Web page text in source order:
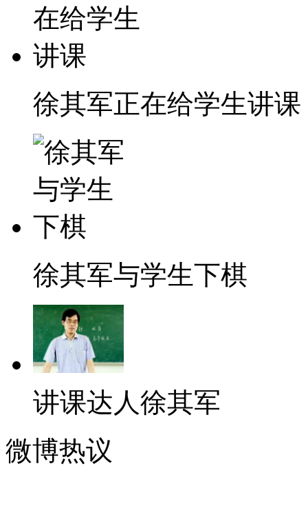
徐其军正在给学生讲课
徐其军与学生下棋
讲课达人徐其军
微博热议